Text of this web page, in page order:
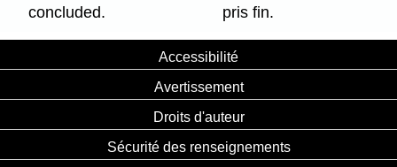
concluded.
pris fin.
Accessibilité
Avertissement
Droits d'auteur
Sécurité des renseignements